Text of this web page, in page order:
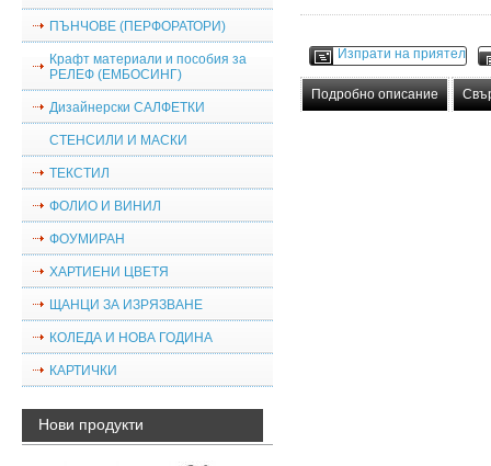
ПЪНЧОВЕ (ПЕРФОРАТОРИ)
Крафт материали и пособия за
РЕЛЕФ (ЕМБОСИНГ)
Дизайнерски САЛФЕТКИ
СТЕНСИЛИ И МАСКИ
ТЕКСТИЛ
ФОЛИО И ВИНИЛ
ФОУМИРАН
ХАРТИЕНИ ЦВЕТЯ
ЩАНЦИ ЗА ИЗРЯЗВАНЕ
КОЛЕДА И НОВА ГОДИНА
КАРТИЧКИ
Нови продукти
Изпрати на приятел
Подробно описание